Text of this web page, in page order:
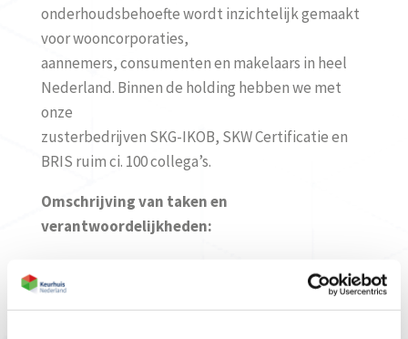
onderhoudsbehoefte wordt inzichtelijk gemaakt
voor wooncorporaties,
aannemers, consumenten en makelaars in heel
Nederland. Binnen de holding hebben we met
onze
zusterbedrijven SKG-IKOB, SKW Certificatie en
BRIS ruim ci. 100 collega’s.
Omschrijving van taken en
verantwoordelijkheden:
Het opstellen van energie adviezen voor VvE’s,
kantoren en woningen